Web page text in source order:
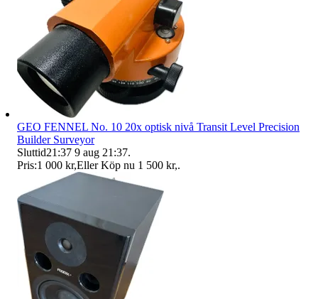
GEO FENNEL No. 10 20x optisk nivå Transit Level Precision
Builder Surveyor
Sluttid21:37 9 aug 21:37.
Pris:1 000 kr,Eller Köp nu 1 500 kr,.